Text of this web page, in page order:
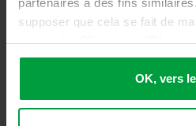
supposer que cela se fait de
sécurisée. Cliquez sur 'Ok,
accepter ou ajustez
OK, vers
TATAMIX FRANCE